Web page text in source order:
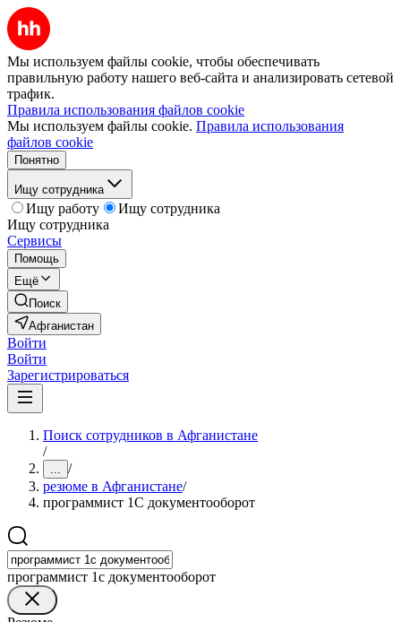
Мы используем файлы cookie, чтобы обеспечивать
правильную работу нашего веб-сайта и анализировать сетевой
трафик.
Правила использования файлов cookie
Мы используем файлы cookie. Правила использования
файлов cookie
Понятно
Ищу сотрудника
Ищу работу
Ищу сотрудника
Ищу сотрудника
Сервисы
Помощь
Ещё
Поиск
Афганистан
Войти
Войти
Зарегистрироваться
Поиск сотрудников в Афганистане
/
... /
резюме в Афганистане/
программист 1С документооборот
программист 1с документооборот